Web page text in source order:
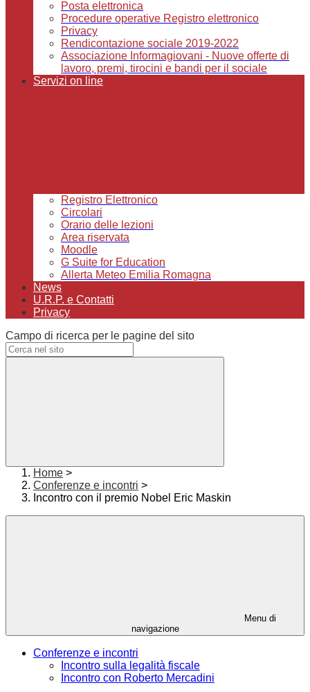
Posta elettronica
Procedure operative Registro elettronico
Privacy
Rendicontazione sociale 2019-2022
Associazione Informagiovani - Nuove offerte di
lavoro, premi, tirocini e bandi per il sociale
Servizi on line
Registro Elettronico
Circolari
Orario delle lezioni
Area riservata
Moodle
G Suite for Education
Allerta Meteo Emilia Romagna
News
U.R.P. e Contatti
Privacy
Campo di ricerca per le pagine del sito
Home >
Conferenze e incontri >
Incontro con il premio Nobel Eric Maskin
Menu di
navigazione
Conferenze e incontri
Incontro sulla legalità fiscale
Incontro con Roberto Mercadini